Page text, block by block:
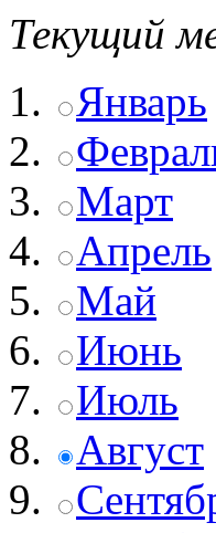
Текущий
Январь
Март
Апрель
Май
Июнь
Июль
Август